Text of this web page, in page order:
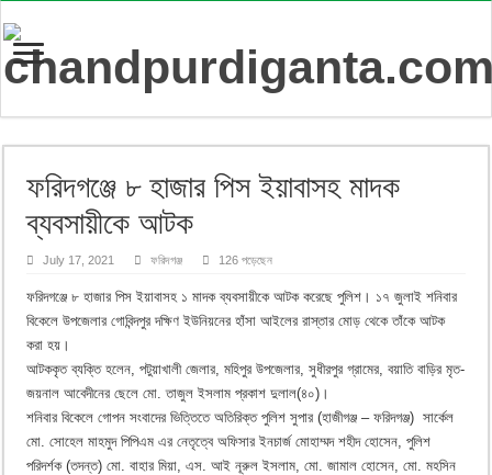
ফরিদগঞ্জে ৮ হাজার পিস ইয়াবাসহ মাদক
ব্যবসায়ীকে আটক
July 17, 2021 ফরিদগঞ্জ 126 পড়েছেন
ফরিদগঞ্জে ৮ হাজার পিস ইয়াবাসহ ১ মাদক ব্যবসায়ীকে আটক করেছে পুলিশ। ১৭ জুলাই শনিবার
বিকেলে উপজেলার গোবিন্দপুর দক্ষিণ ইউনিয়নের হাঁসা আইলের রাস্তার মোড় থেকে তাঁকে আটক
করা হয়।
আটককৃত ব্যক্তি হলেন, পটুয়াখালী জেলার, মহিপুর উপজেলার, সুধীরপুর গ্রামের, বয়াতি বাড়ির মৃত-
জয়নাল আবেদীনের ছেলে মো. তাজুল ইসলাম প্রকাশ দুলাল(৪০)।
শনিবার বিকেলে গোপন সংবাদের ভিত্তিতে অতিরিক্ত পুলিশ সুপার (হাজীগঞ্জ – ফরিদগঞ্জ) সার্কেল
মো. সোহেল মাহমুদ পিপিএম এর নেতৃত্বে অফিসার ইনচার্জ মোহাম্মদ শহীদ হোসেন, পুলিশ
পরিদর্শক (তদন্ত) মো. বাহার মিয়া, এস. আই নূরুল ইসলাম, মো. জামাল হোসেন, মো. মহসিন